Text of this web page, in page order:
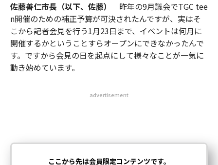
佐藤善仁市長（以下、佐藤）
昨年の9月議会でTGC tee
n開催のための補正予算が可決されたんですが、実はそ
こから記者会見を行う1月23日まで、イベントは何月に
開催するかということすらオープンにできなかったんで
す。ですから会見の日を起点にして様々なことが一気に
動き始めています。
advertisement